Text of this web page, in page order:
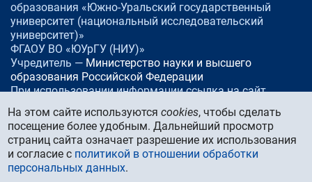
образования «Южно-Уральский государственный
университет (национальный исследовательский
университет)»
ФГАОУ ВО «ЮУрГУ (НИУ)»
Учредитель — Министерство науки и высшего
образования Российской Федерации
При использовании информации ссылка на сайт
www.
susu.ru
Россия, 454080Челябинск, проспект Ленина, 76
Тел./факс:+7 (351) 267-99-00
E-mail:info@susu.ru
Управление маркетинга, брендинга и стратегических
На этом сайте используютсяcookies, чтобы сделать
посещение более удобным. Дальнейший просмотр
страниц сайта означает разрешение их использования
и согласие с политикой в отношении обработки
персональных данных.